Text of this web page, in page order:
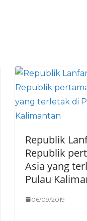
Republik
Republik
Asia yang
Pulau
06/09/2019